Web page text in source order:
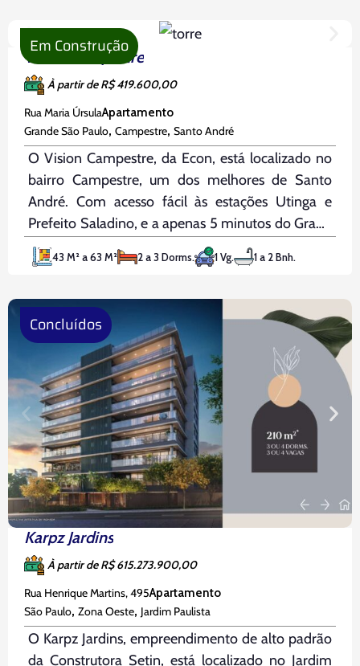
Vision Campestre
À partir de R$ 419.600,00
Rua Maria ÚrsulaApartamento
Grande São Paulo, Campestre, Santo André
O Vision Campestre, da Econ, está localizado no
bairro Campestre, um dos melhores de Santo
André. Com acesso fácil às estações Utinga e
Prefeito Saladino, e a apenas 5 minutos do Grand
Plaza Shopping, o empreendimento oferece
excelente infraestrutura e proximidade com
Parque Celso
Em Construção
43 M² a 63 M² 2 a 3 Dorms. 1 Vg. 1 a 2 Bnh.
Karpz Jardins
À partir de R$ 615.273.900,00
Rua Henrique Martins, 495Apartamento
São Paulo, Zona Oeste, Jardim Paulista
O Karpz Jardins, empreendimento de alto padrão
da Construtora Setin, está localizado no Jardim
Concluídos